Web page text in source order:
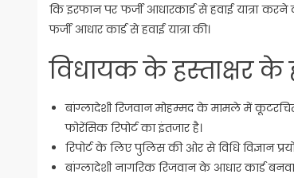
कि इरफान पर फर्जी आधारकार्ड से हवाई यात्रा
फर्जी आधार कार्ड से हवाई यात्रा की।
विधायक के हस्ताक्षर के
बांग्लादेशी रिजवान मोहम्मद के मामले में
फोरेंसिक रिपोर्ट का इंतजार है।
रिपोर्ट के लिए पुलिस की ओर से विधि विज्ञान
बांग्लादेशी नागरिक रिजवान के आधार कार्ड